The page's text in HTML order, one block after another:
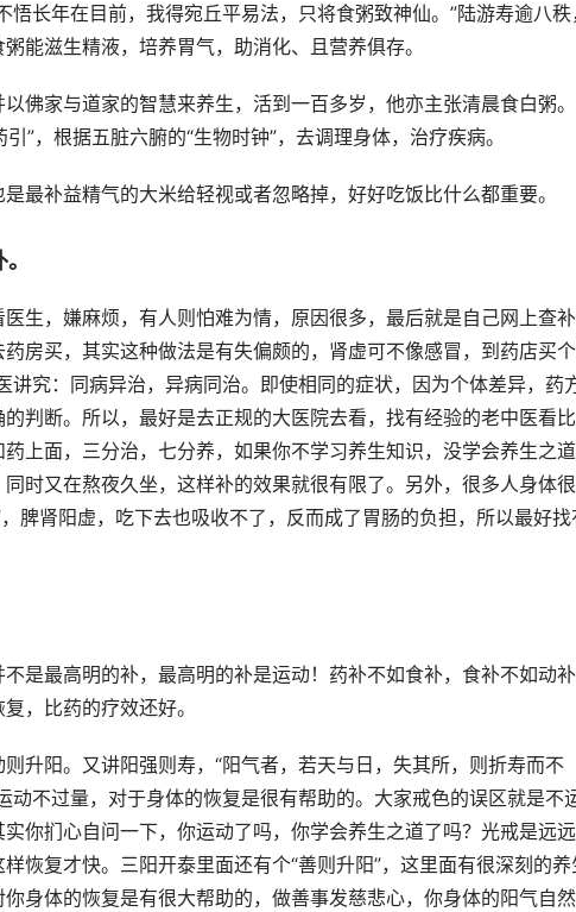
悟长年在目前，我得宛丘平易法，只将食粥致神仙。”陆游寿逾八秩
能滋生精液，培养胃气，助消化、且营养俱存。
佛家与道家的智慧来养生，活到一百多岁，他亦主张清晨食白粥
”，根据五脏六腑的“生物时钟”，去调理身体，治疗疾病。
最补益精气的大米给轻视或者忽略掉，好好吃饭比什么都重要。
生，嫌麻烦，有人则怕难为情，原因很多，最后就是自己网上查补
房买，其实这种做法是有失偏颇的，肾虚可不像感冒，到药店买
讲究：同病异治，异病同治。即使相同的症状，因为个体差异，药
判断。所以，最好是去正规的大医院去看，找有经验的老中医看
上面，三分治，七分养，如果你不学习养生知识，没学会养生之道
时又在熬夜久坐，这样补的效果就很有限了。另外，很多人身体很
脾肾阳虚，吃下去也吸收不了，反而成了胃肠的负担，所以最好找
是最高明的补，最高明的补是运动！药补不如食补，食补不如动补
，比药的疗效还好。
升阳。又讲阳强则寿，“阳气者，若天与日，失其所，则折寿而不
动不过量，对于身体的恢复是很有帮助的。大家戒色的误区就是不
你扪心自问一下，你运动了吗，你学会养生之道了吗？光戒是远
恢复才快。三阳开泰里面还有个“善则升阳”，这里面有很深刻的养
身体的恢复是有很大帮助的，做善事发慈悲心，你身体的阳气自